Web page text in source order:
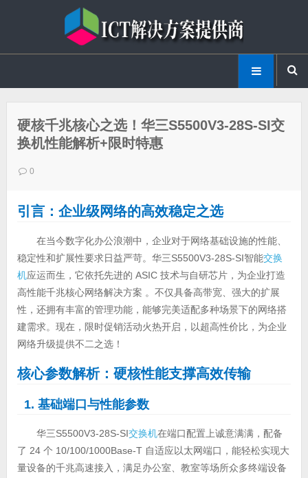
硬核千兆核心之选！华三S5500V3-28S-SI交
换机性能解析+限时特惠
0
引言：企业级网络的高效稳定之选
在当今数字化办公浪潮中，企业对于网络基础设施的性能、
稳定性和扩展性要求日益严苛。华三S5500V3-28S-SI智能交换
机应运而生，它依托先进的 ASIC 技术与自研芯片，为企业打造
高性能千兆核心网络解决方案 。不仅具备高带宽、强大的扩展
性，还拥有丰富的管理功能，能够完美适配多种场景下的网络搭
建需求。现在，限时促销活动火热开启，以超高性价比，为企业
网络升级提供不二之选！
核心参数解析：硬核性能支撑高效传输
1. 基础端口与性能参数
华三S5500V3-28S-SI交换机在端口配置上诚意满满，配备
了 24 个 10/100/1000Base-T 自适应以太网端口，能轻松实现大
量设备的千兆高速接入，满足办公室、教室等场所众多终端设备